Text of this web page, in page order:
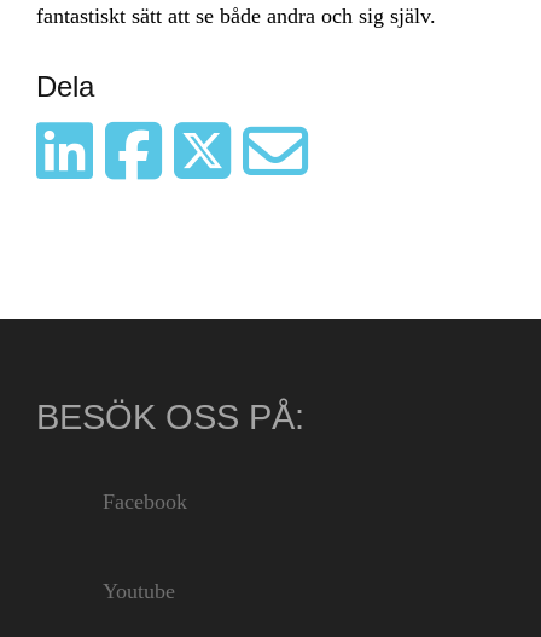
fantastiskt sätt att se både andra och sig själv.
Dela
BESÖK OSS PÅ:
Facebook
Youtube